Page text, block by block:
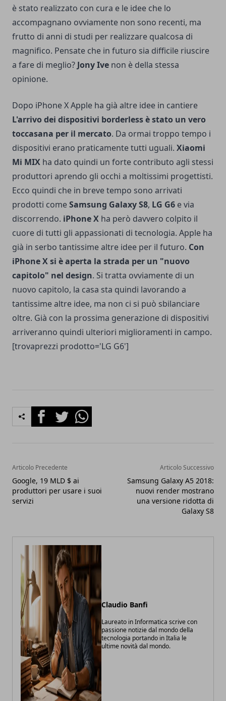
è stato realizzato con cura e le idee che lo
accompagnano ovviamente non sono recenti, ma
frutto di anni di studi per realizzare qualcosa di
magnifico. Pensate che in futuro sia difficile riuscire
a fare di meglio? Jony Ive non è della stessa
opinione.
Dopo iPhone X Apple ha già altre idee in cantiere
L'arrivo dei dispositivi borderless è stato un vero
toccasana per il mercato. Da ormai troppo tempo i
dispositivi erano praticamente tutti uguali. Xiaomi
Mi MIX ha dato quindi un forte contributo agli stessi
produttori aprendo gli occhi a moltissimi progettisti.
Ecco quindi che in breve tempo sono arrivati
prodotti comeSamsung Galaxy S8, LG G6 e via
discorrendo. iPhone X ha però davvero colpito il
cuore di tutti gli appassionati di tecnologia. Apple ha
già in serbo tantissime altre idee per il futuro. Con
iPhone X si è aperta la strada per un "nuovo
capitolo" nel design. Si tratta ovviamente di un
nuovo capitolo, la casa sta quindi lavorando a
tantissime altre idee, ma non ci si può sbilanciare
oltre. Già con la prossima generazione di dispositivi
arriveranno quindi ulteriori miglioramenti in campo.
[trovaprezzi prodotto='LG G6']
FacebookTwitterWhatsapp
Articolo Precedente
Google, 19 MLD $ ai
produttori per usare i suoi
servizi
Articolo Successivo
Samsung Galaxy A5 2018:
nuovi render mostrano
una versione ridotta di
Galaxy S8
Claudio Banfi
Laureato in Informatica scrive con
passione notizie dal mondo della
tecnologia portando in Italia le
ultime novità dal mondo.